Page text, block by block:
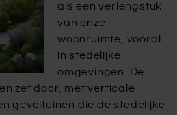
als een verlengstuk
van onze
woonruimte, vooral
in stedelijke
omgevingen. De
zet door, met verticale
geveltuinen die de stedelijke